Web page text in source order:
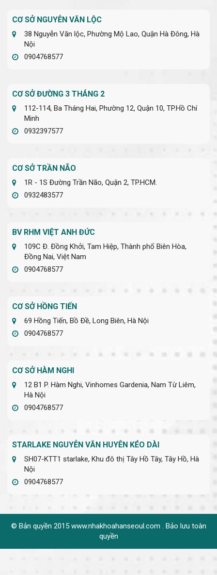
CƠ SỞ NGUYỄN VĂN LỘC
38 Nguyễn Văn lộc, Phường Mộ Lao, Quận Hà Đông, Hà
Nội
0904768577
CƠ SỞ ĐƯỜNG 3 THÁNG 2
112-114, Ba Tháng Hai, Phường 12, Quận 10, TP.Hồ Chí
Minh
0932397577
CƠ SỞ TRẦN NÃO
1R - 1S Đường Trần Não, Quận 2, TP.HCM.
0932483577
BV RHM VIỆT ANH ĐỨC
109C Đ. Đồng Khởi, Tam Hiệp, Thành phố Biên Hòa,
Đồng Nai, Việt Nam
0904768577
CƠ SỞ HỒNG TIẾN
69 Hồng Tiến, Bồ Đề, Long Biên, Hà Nội
0904768577
CƠ SỞ HÀM NGHI
12 B1 P. Hàm Nghi, Vinhomes Gardenia, Nam Từ Liêm,
Hà Nội
0904768577
STARLAKE NGUYỄN VĂN HUYÊN KÉO DÀI
SH07-KTT1 starlake, Khu đô thị Tây Hồ Tây, Tây Hồ, Hà
Nội
0904768577
© Bản quyền 2015 www.nhakhoahanseoul.com . Bảo lưu toàn
quyền